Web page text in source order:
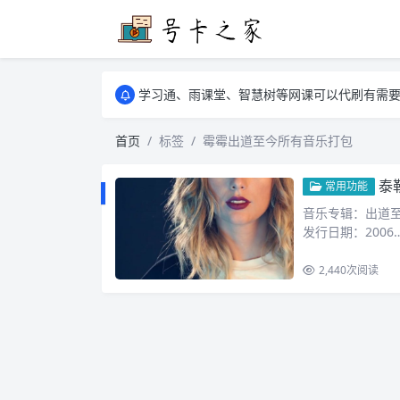
学习通、雨课堂、智慧树等网课可以代刷有需
学习通、雨课堂、智慧树等网课可以代刷有需
首页
标签 霉霉出道至今所有音乐打包
常用功能 泰勒
音乐专辑：出道
发行日期：
2,440次阅读